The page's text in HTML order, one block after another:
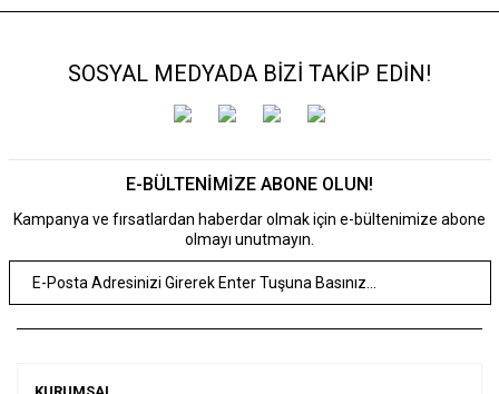
SOSYAL MEDYADA BİZİ TAKİP EDİN!
E-BÜLTENİMİZE ABONE OLUN!
Kampanya ve fırsatlardan haberdar olmak için e-bültenimize abone
olmayı unutmayın.